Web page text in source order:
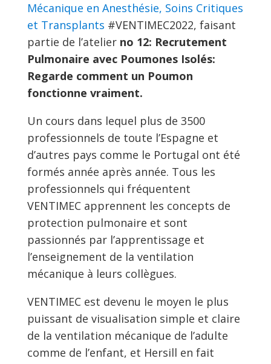
Mécanique en Anesthésie, Soins Critiques
et Transplants #VENTIMEC2022, faisant
partie de l’atelier no 12: Recrutement
Pulmonaire avec Poumones Isolés:
Regarde comment un Poumon
fonctionne vraiment.
Un cours dans lequel plus de 3500
professionnels de toute l’Espagne et
d’autres pays comme le Portugal ont été
formés année après année. Tous les
professionnels qui fréquentent
VENTIMEC apprennent les concepts de
protection pulmonaire et sont
passionnés par l’apprentissage et
l’enseignement de la ventilation
mécanique à leurs collègues.
VENTIMEC est devenu le moyen le plus
puissant de visualisation simple et claire
de la ventilation mécanique de l’adulte
comme de l’enfant, et Hersill en fait